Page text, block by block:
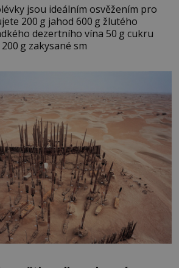
jsou ideálním osvěžením pro
dezertního vína 50 g cukru
g zakysané sm